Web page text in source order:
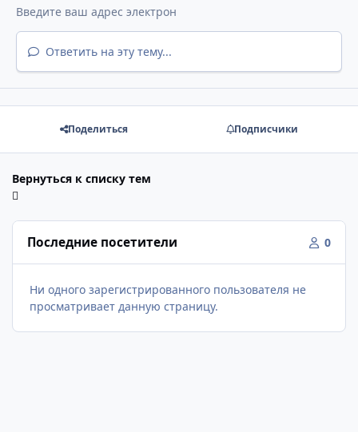
Ответить на эту тему...
Поделиться Подписчики
Вернуться к списку тем
Последние посетители 0
Ни одного зарегистрированного пользователя не
просматривает данную страницу.